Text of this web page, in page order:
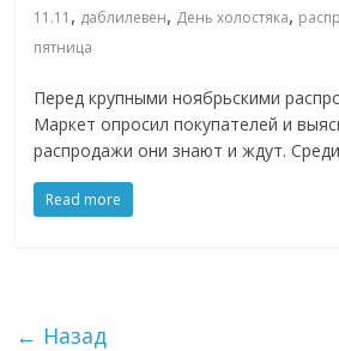
11.11 , даблилевен, День холостяка,
пятница
Перед крупными ноябрьскими
Маркет опросил покупателей и
распродажи они знают и ждут.
Read more
← Назад